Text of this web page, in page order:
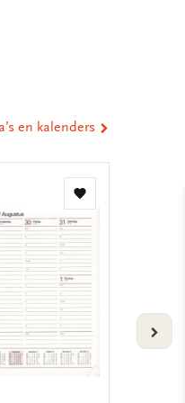
en kalenders
Toevoegen
aan